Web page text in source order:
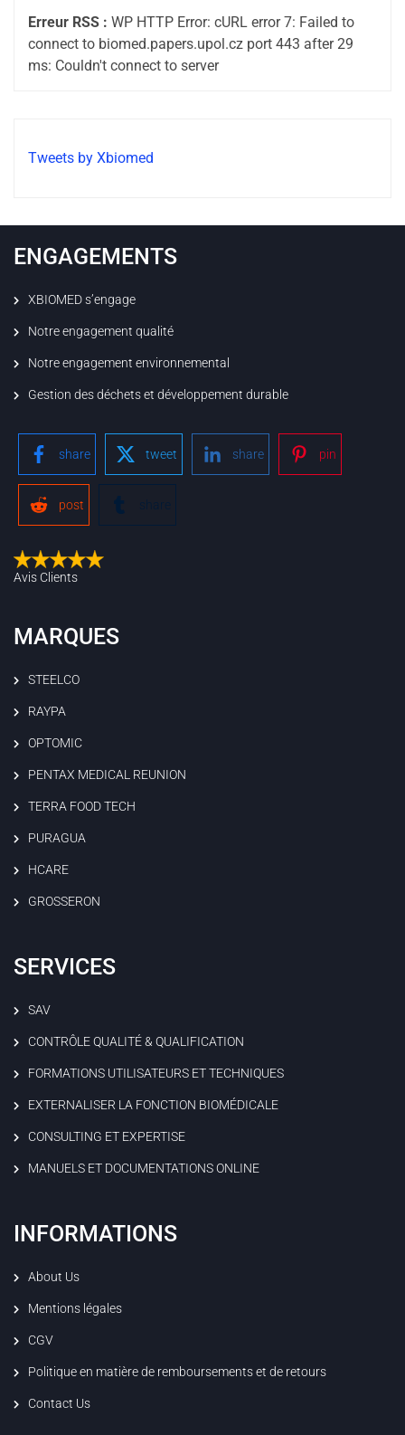
Erreur RSS : WP HTTP Error: cURL error 7: Failed to
connect to biomed.papers.upol.cz port 443 after 29
ms: Couldn't connect to server
Tweets by Xbiomed
ENGAGEMENTS
XBIOMED s’engage
Notre engagement qualité
Notre engagement environnemental
Gestion des déchets et développement durable
share tweet share pin
post share
Avis Clients
MARQUES
STEELCO
RAYPA
OPTOMIC
PENTAX MEDICAL REUNION
TERRA FOOD TECH
PURAGUA
HCARE
GROSSERON
SERVICES
SAV
CONTRÔLE QUALITÉ & QUALIFICATION
FORMATIONS UTILISATEURS ET TECHNIQUES
EXTERNALISER LA FONCTION BIOMÉDICALE
CONSULTING ET EXPERTISE
MANUELS ET DOCUMENTATIONS ONLINE
INFORMATIONS
About Us
Mentions légales
CGV
Politique en matière de remboursements et de retours
Contact Us